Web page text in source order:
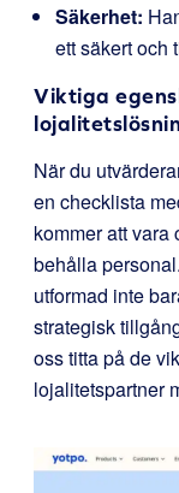
Säkerhet:
ett säkert och
Viktiga
När du
en checklista
kommer att
behålla
utformad inte
strategisk
oss titta på de
lojalitetspartner